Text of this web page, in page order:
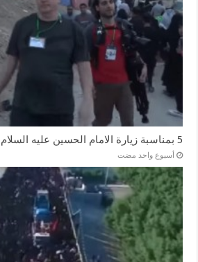
5 بمناسبة زيارة الامام الحسين عليه السلام زيارة الاربعين فيديو
‏أسبوع واحد مضت